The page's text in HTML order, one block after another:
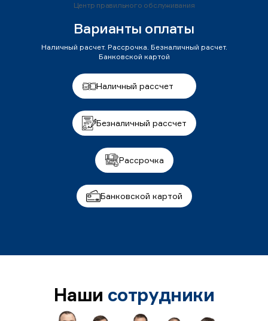
Центр правильного обслуживания
Варианты оплаты
Наличный расчет. Рассрочка. Безналичный расчет.
Банковской картой
Наличный рассчет
Безналичный рассчет
Рассрочка
Банковской картой
Наши сотрудники